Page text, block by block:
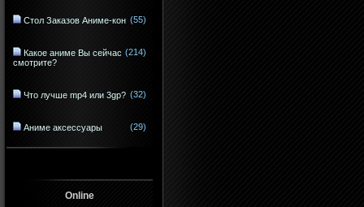
Стол Заказов Аниме-кон (55)
Какое аниме Вы сейчас
смотрите?
(214)
Что лучше mp4 или 3gp? (32)
Аниме аксессуары (29)
Online